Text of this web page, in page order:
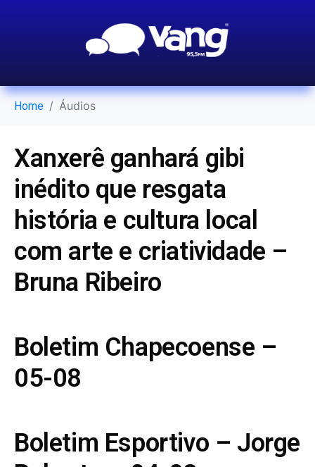
Home Áudios
Xanxerê ganhará gibi
inédito que resgata
história e cultura local
com arte e criatividade –
Bruna Ribeiro
Boletim Chapecoense –
05-08
Boletim Esportivo – Jorge